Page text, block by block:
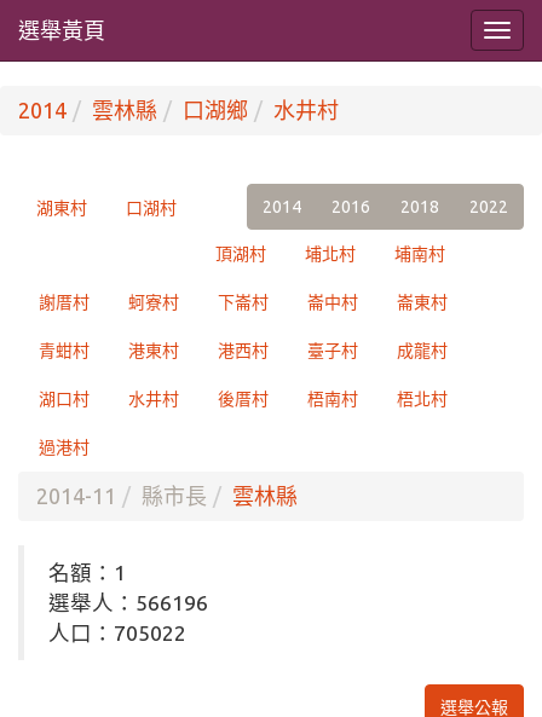
選舉黃頁
2014 雲林縣 口湖鄉 水井村
2014 2016 2018 2022
湖東村 口湖村
頂湖村 埔北村 埔南村
謝厝村 蚵寮村 下崙村 崙中村 崙東村
青蚶村 港東村 港西村 臺子村 成龍村
湖口村 水井村 後厝村 梧南村 梧北村
過港村
2014-11 縣市長 雲林縣
名額：1
選舉人：566196
人口：705022
選舉公報